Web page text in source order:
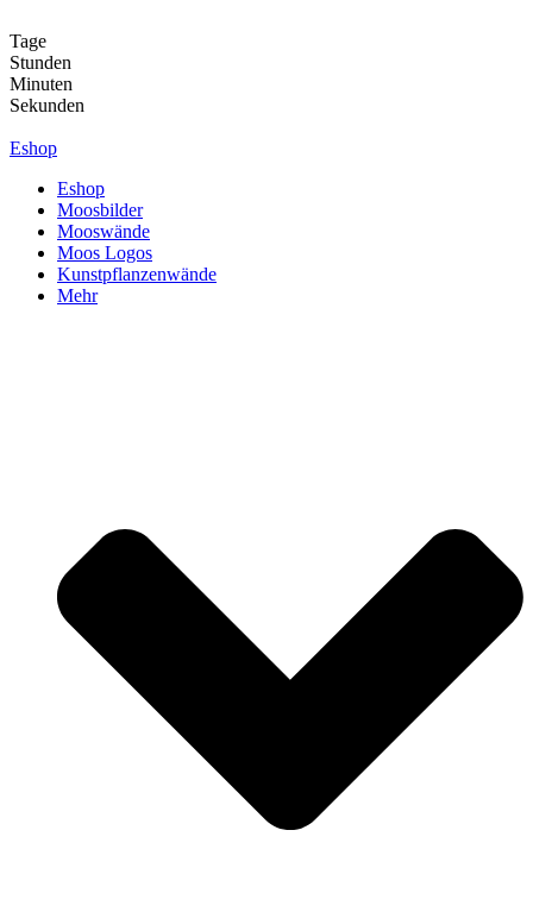
Inhalt
springen
Tage
Stunden
Minuten
Sekunden
Eshop
Eshop
Moosbilder
Mooswände
Moos Logos
Kunstpflanzenwände
Mehr